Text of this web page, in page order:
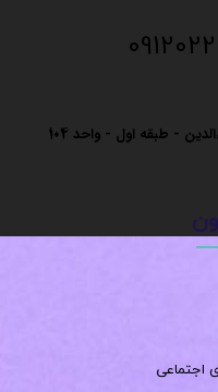
- طبقه اول - واحد 104
اجتماعی